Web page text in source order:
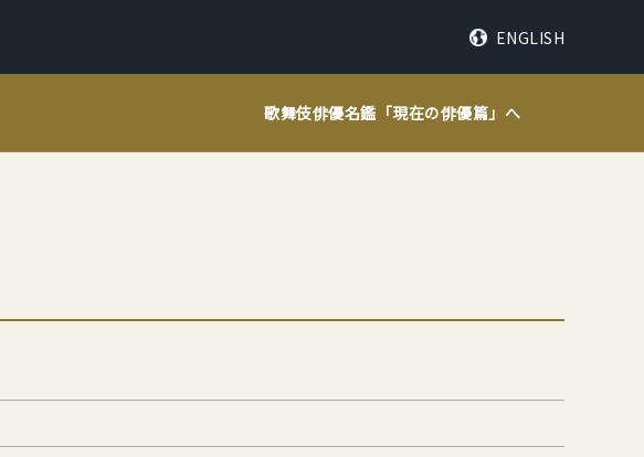
ENGLISH
歌舞伎俳優名鑑「現在の俳優篇」へ